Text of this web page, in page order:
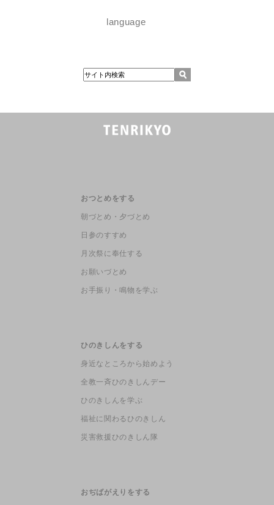
language
おつとめをする
朝づとめ・夕づとめ
日参のすすめ
月次祭に奉仕する
お願いづとめ
お手振り・鳴物を学ぶ
ひのきしんをする
身近なところから始めよう
全教一斉ひのきしんデー
ひのきしんを学ぶ
福祉に関わるひのきしん
災害救援ひのきしん隊
おぢばがえりをする